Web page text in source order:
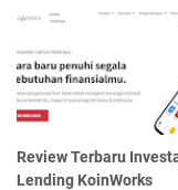
Review Terbaru
Lending KoinWorks